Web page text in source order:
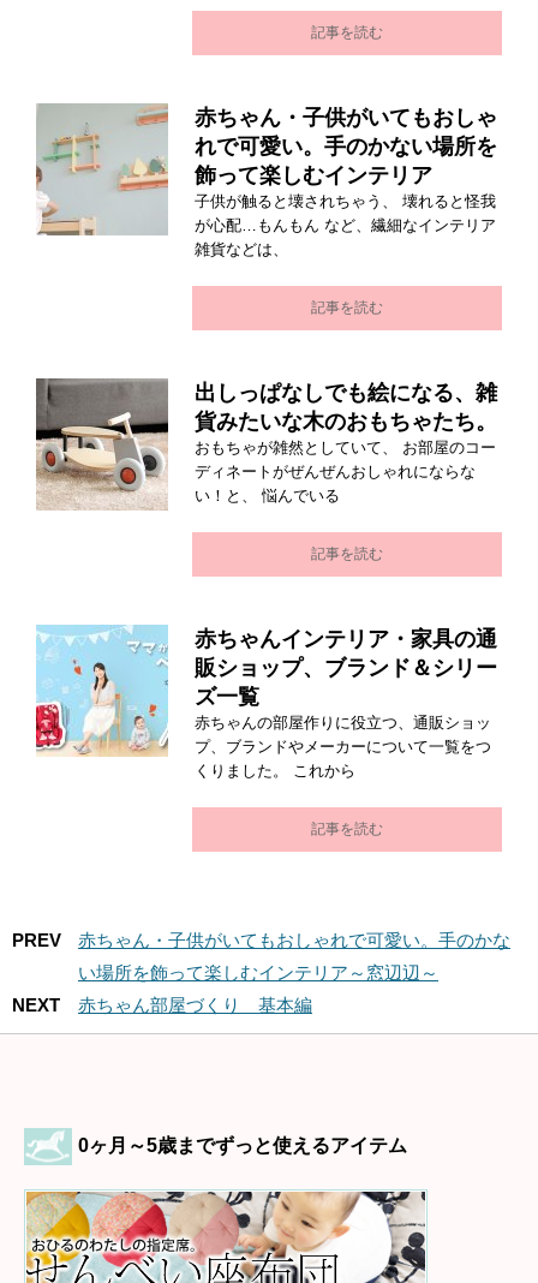
記事を読む
赤ちゃん・子供がいてもおしゃ
れで可愛い。手のかない場所を
飾って楽しむインテリア
子供が触ると壊されちゃう、 壊れると怪我
が心配…もんもん など、繊細なインテリア
雑貨などは、
記事を読む
出しっぱなしでも絵になる、雑
貨みたいな木のおもちゃたち。
おもちゃが雑然としていて、 お部屋のコー
ディネートがぜんぜんおしゃれにならな
い！と、 悩んでいる
記事を読む
赤ちゃんインテリア・家具の通
販ショップ、ブランド＆シリー
ズ一覧
赤ちゃんの部屋作りに役立つ、通販ショッ
プ、ブランドやメーカーについて一覧をつ
くりました。 これから
記事を読む
PREV
赤ちゃん・子供がいてもおしゃれで可愛い。手のかな
い場所を飾って楽しむインテリア～窓辺辺～
NEXT
赤ちゃん部屋づくり 基本編
0ヶ月～5歳までずっと使えるアイテム